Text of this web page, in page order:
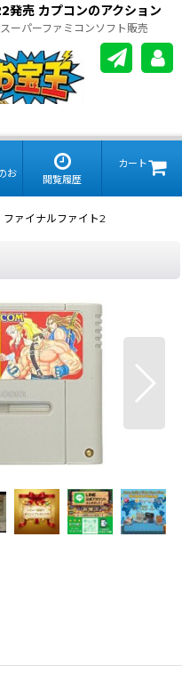
売 カプコンのアクション
ーパーファミコンソフト販売
お
閲覧履歴
カート
ファイナルファイト2